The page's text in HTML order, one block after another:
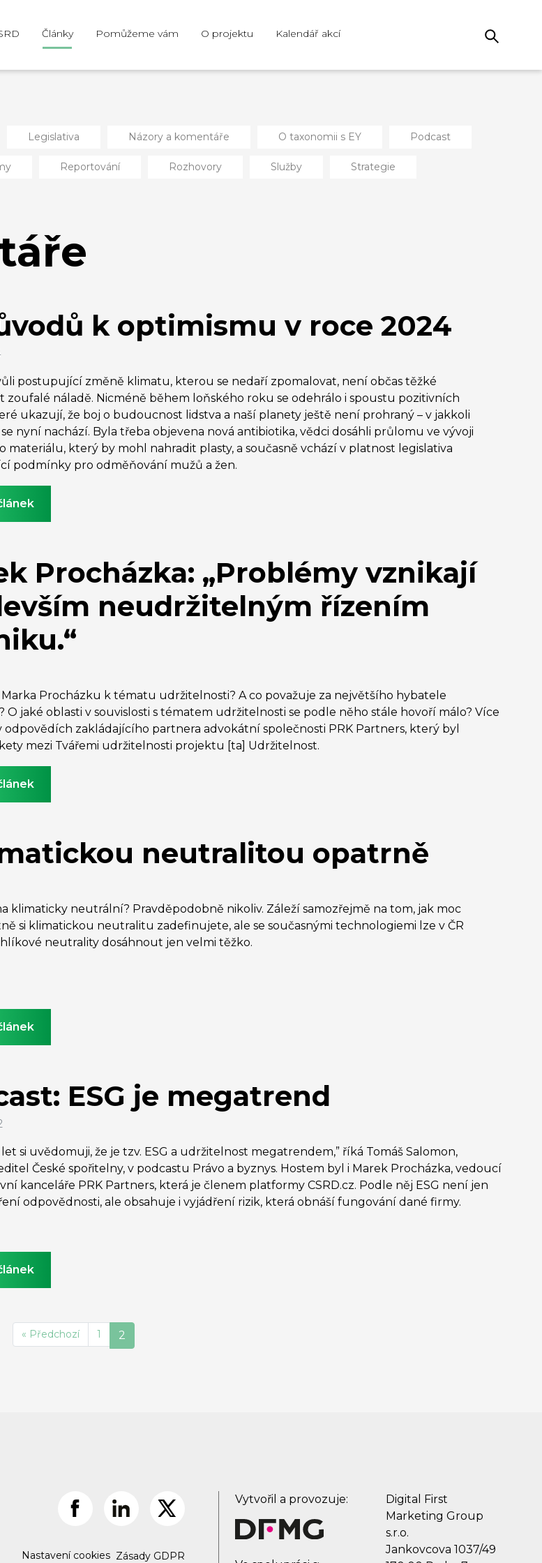
Články Pomůžeme vám O projektu Kalendář akcí
Legislativa Názory a komentáře O taxonomii s EY Podcast
Reportování Rozhovory Služby Strategie
k optimismu v roce 2024
postupující změně klimatu, kterou se nedaří zpomalovat, není občas těžké
zoufalé náladě. Nicméně během loňského roku se odehrálo i spoustu pozitivních
ukazují, že boj o budoucnost lidstva a naší planety ještě není prohraný – v jakkoli
nyní nachází. Byla třeba objevena nová antibiotika, vědci dosáhli průlomu ve vývoji
materiálu, který by mohl nahradit plasty, a současně vchází v platnost legislativa
podmínky pro odměňování mužů a žen.
Procházka: „Problémy vznikají
neudržitelným řízením
Procházku k tématu udržitelnosti? A co považuje za největšího hybatele
O jaké oblasti v souvislosti s tématem udržitelnosti se podle něho stále hovoří málo? Více
odpovědích zakládajícího partnera advokátní společnosti PRK Partners, který byl
mezi Tvářemi udržitelnosti projektu [ta] Udržitelnost.
neutralitou opatrně
klimaticky neutrální? Pravděpodobně nikoliv. Záleží samozřejmě na tom, jak moc
si klimatickou neutralitu zadefinujete, ale se současnými technologiemi lze v ČR
neutrality dosáhnout jen velmi těžko.
ESG je megatrend
si uvědomuji, že je tzv. ESG a udržitelnost megatrendem,” říká Tomáš Salomon,
České spořitelny, v podcastu Právo a byznys. Hostem byl i Marek Procházka, vedoucí
kanceláře PRK Partners, která je členem platformy CSRD.cz. Podle něj ESG není jen
odpovědnosti, ale obsahuje i vyjádření rizik, která obnáší fungování dané firmy.
« Předchozí 1 2
Nastavení cookies Zásady GDPR
Vytvořil a provozuje:
Digital First
Marketing Group
s.r.o.
Jankovcova 1037/49